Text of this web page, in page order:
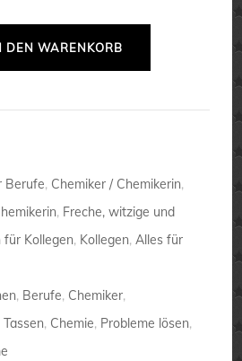
DEN WARENKORB
Berufe, Chemiker / Chemikerin,
, Freche, witzige und
für Kollegen, Kollegen,Alles für
, Berufe, Chemiker,
, Chemie, Probleme lösen,